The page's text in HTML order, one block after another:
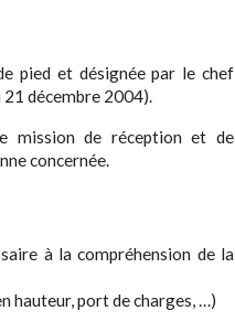
pied et désignée par le chef
décembre 2004).
mission de réception et de
concernée.
à la compréhension de la
hauteur, port de charges, …)